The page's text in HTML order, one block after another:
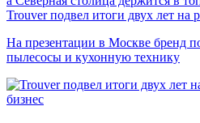
Trouver подвел итоги двух лет на
На презентации в Москве бренд
пылесосы и кухонную технику
бизнес